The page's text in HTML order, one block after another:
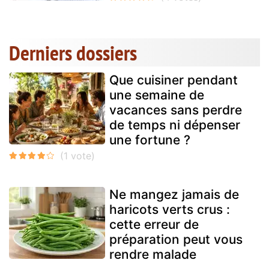
Derniers dossiers
Que cuisiner pendant
une semaine de
vacances sans perdre
de temps ni dépenser
une fortune ?
Ne mangez jamais de
haricots verts crus :
cette erreur de
préparation peut vous
rendre malade